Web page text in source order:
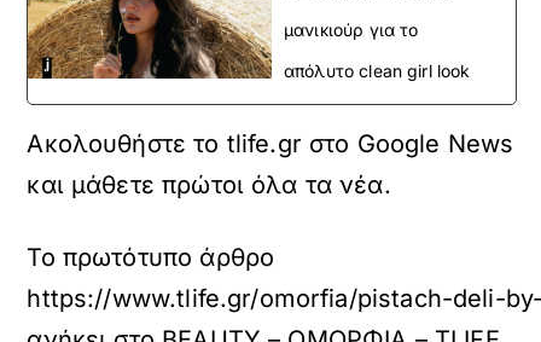
μανικιούρ για το
απόλυτο clean girl look
Ακολουθήστε το tlife.gr στο Google News
και μάθετε πρώτοι όλα τα νέα.
Το πρωτότυπο άρθρο
https://www.tlife.gr/omorfia/pistach-deli-